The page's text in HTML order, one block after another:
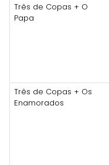
Três de Copas + O
Papa
Três de Copas + Os
Enamorados